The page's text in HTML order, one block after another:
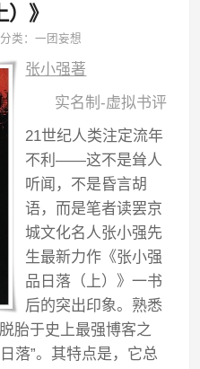
》
类：一团妄想
张小强著
实名制-虚拟书评
21世纪人类注定流年
不利——这不是耸人
听闻，不是昏言胡
语，而是笔者读罢京
城文化名人张小强先
生最新力作《张小强
品日落（上）》一书
后的突出印象。熟悉
胎于史上最强博客之
落”。其特点是，它总